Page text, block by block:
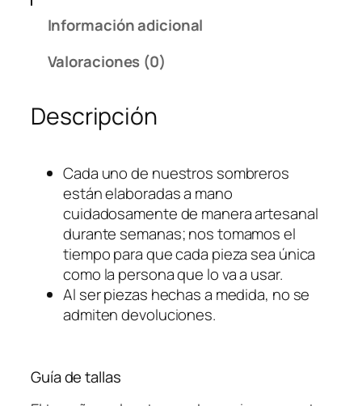
a
Información adicional
Valoraciones (0)
Descripción
Cada uno de nuestros sombreros
están elaboradas a mano
cuidadosamente de manera artesanal
durante semanas; nos tomamos el
tiempo para que cada pieza sea única
como la persona que lo va a usar.
Al ser piezas hechas a medida, no se
admiten devoluciones.
Guía de tallas